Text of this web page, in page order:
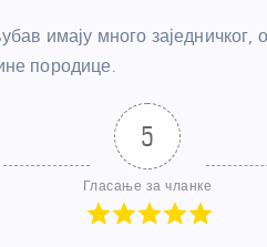
имају много
породице.
5
Гласање за чланке